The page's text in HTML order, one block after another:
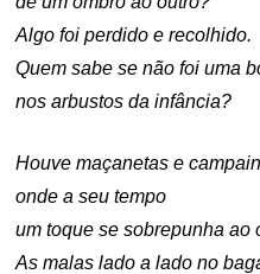
Algo foi perdido e recolhido.
Quem sabe se não foi uma
nos arbustos da infância?
Houve maçanetas e
onde a seu tempo
um toque se sobrepunha ao
As malas lado a lado no